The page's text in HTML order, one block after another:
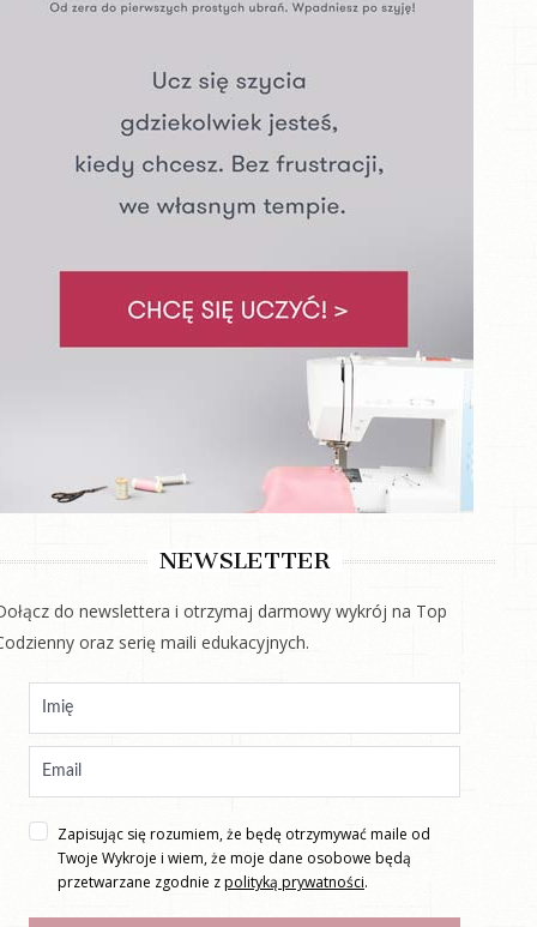
NEWSLETTER
do newslettera i otrzymaj darmowy wykrój na Top
oraz serię maili edukacyjnych.
Zapisując się rozumiem, że będę otrzymywać maile od
Twoje Wykroje i wiem, że moje dane osobowe będą
przetwarzane zgodnie zpolityką prywatności.